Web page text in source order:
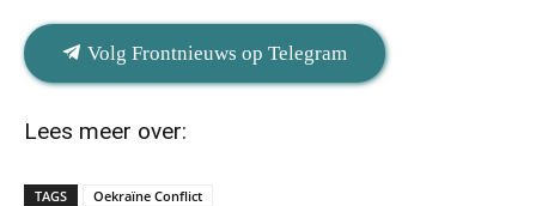
Volg Frontnieuws op Telegram
Lees meer over:
TAGS Oekraïne Conflict